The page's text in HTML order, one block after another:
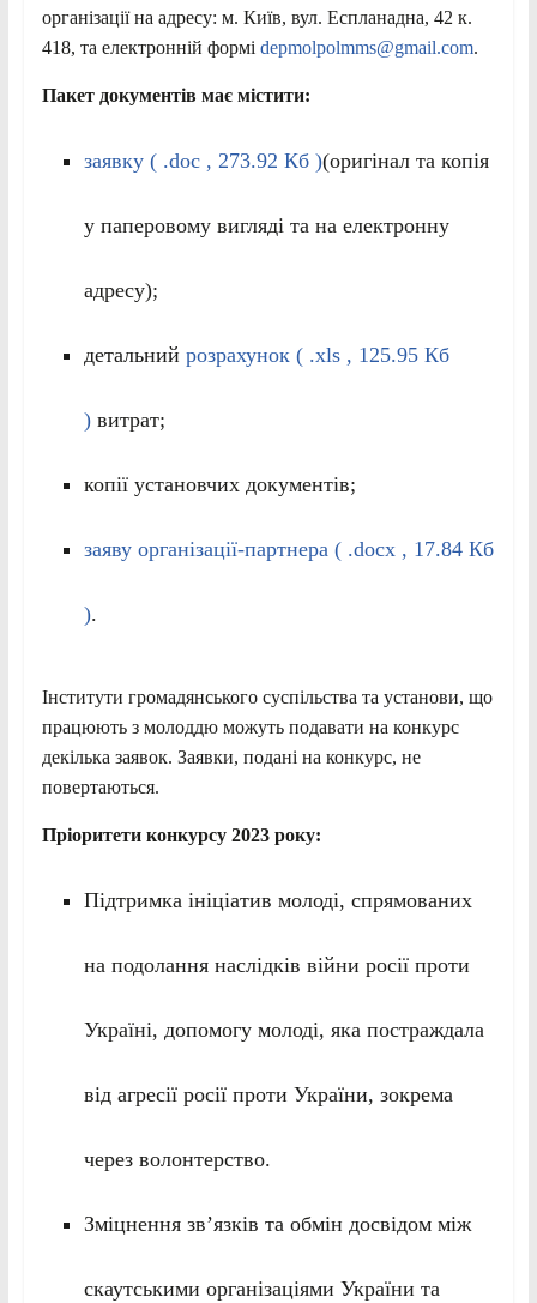
організації на адресу: м. Київ, вул. Еспланадна, 42 к.
418, та електронній формі depmolpolmms@gmail.com.
Пакет документів має містити:
заявку ( .doc , 273.92 Кб )(оригінал та копія
у паперовому вигляді та на електронну
адресу);
детальний розрахунок ( .xls , 125.95 Кб
)витрат;
копії установчих документів;
заяву організації-партнера ( .docx , 17.84 Кб
).
Інститути громадянського суспільства та установи, що
працюють з молоддю можуть подавати на конкурс
декілька заявок. Заявки, подані на конкурс, не
повертаються.
Пріоритети конкурсу 2023 року:
Підтримка ініціатив молоді, спрямованих
на подолання наслідків війни росії проти
Україні, допомогу молоді, яка постраждала
від агресії росії проти України, зокрема
через волонтерство.
Зміцнення зв’язків та обмін досвідом між
скаутськими організаціями України та